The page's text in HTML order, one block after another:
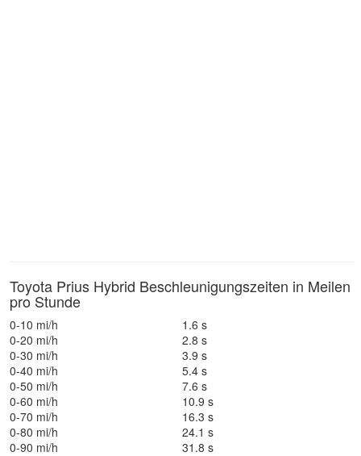
Toyota Prius Hybrid Beschleunigungszeiten in Meilen
pro Stunde
0-10 mi/h
1.6 s
0-20 mi/h
2.8 s
0-30 mi/h
3.9 s
0-40 mi/h
5.4 s
0-50 mi/h
7.6 s
0-60 mi/h
10.9 s
0-70 mi/h
16.3 s
0-80 mi/h
24.1 s
0-90 mi/h
31.8 s